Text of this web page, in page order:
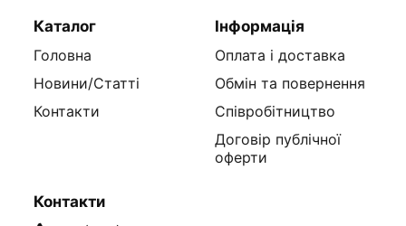
Каталог
Головна
Новини/Статті
Контакти
Інформація
Оплата і доставка
Обмін та повернення
Співробітництво
Договір публічної
оферти
Контакти